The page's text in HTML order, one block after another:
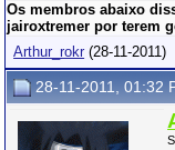
Os membros abaixo
jairoxtremer por terem
Arthur_rokr (28-11-2011)
28-11-2011, 01:32